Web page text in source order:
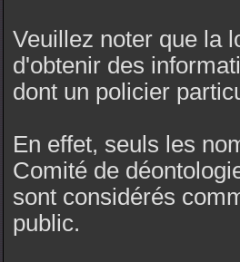
Veuillez noter que la
d'obtenir des
dont un policier
En effet, seuls les
Comité de
sont considérés
public.